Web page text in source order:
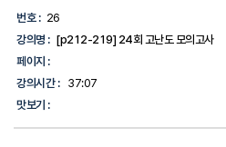
번호 : 26
강의명 : [p212-219] 24회 고난도 모의고사
페이지 :
강의시간 :
37:07
맛보기 :